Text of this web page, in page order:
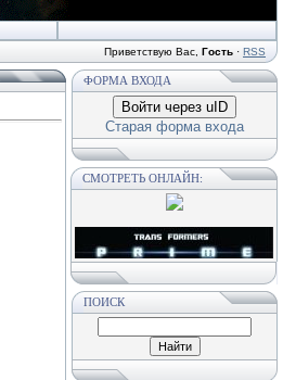
Приветствую Вас Гость · RSS
ФОРМА ВХОДА
Войти через uID
Старая форма входа
СМОТРЕТЬ ОНЛАЙН:
ПОИСК